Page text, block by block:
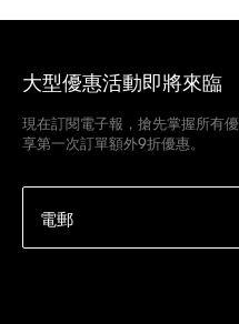
大型優惠活動即將來臨
現在訂閱電子報，搶先掌握所有
享第一次訂單額外9折優惠。
電郵